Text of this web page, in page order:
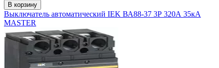
В корзину
Выключатель автоматический IEK ВА88-37 3Р 320А 35кА
MASTER